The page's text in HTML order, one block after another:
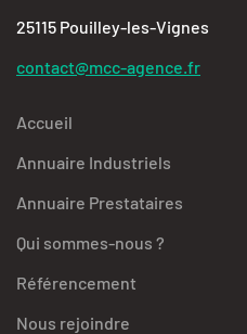
25115 Pouilley-les-Vignes
contact@mcc-agence.fr
Accueil
Annuaire Industriels
Annuaire Prestataires
Qui sommes-nous ?
Référencement
Nous rejoindre